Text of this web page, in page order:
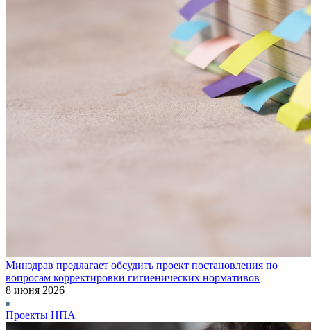
Минздрав предлагает обсудить проект постановления по
вопросам корректировки гигиенических нормативов
8 июня 2026
Проекты НПА